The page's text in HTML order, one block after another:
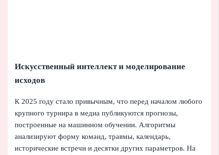
Искусственный интеллект и моделирование
исходов
К 2025 году стало привычным, что перед началом любого
крупного турнира в медиа публикуются прогнозы,
построенные на машинном обучении. Алгоритмы
анализируют форму команд, травмы, календарь,
исторические встречи и десятки других параметров. На